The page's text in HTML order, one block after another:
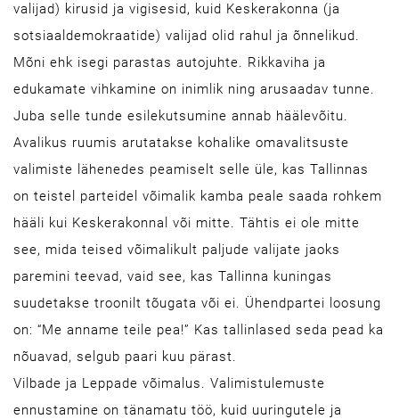
valijad) kirusid ja vigisesid, kuid Keskerakonna (ja
sotsiaaldemokraatide) valijad olid rahul ja õnnelikud.
Mõni ehk isegi parastas autojuhte. Rikkaviha ja
edukamate vihkamine on inimlik ning arusaadav tunne.
Juba selle tunde esilekutsumine annab häälevõitu.
Avalikus ruumis arutatakse kohalike oma­valitsuste
valimiste lähenedes peamiselt selle üle, kas Tallinnas
on teistel parteidel võimalik kamba peale saada rohkem
hääli kui Keskerakonnal või mitte. Tähtis ei ole mitte
see, mida teised võimalikult paljude valijate jaoks
paremini teevad, vaid see, kas Tallinna kuningas
suudetakse troonilt tõugata või ei. Ühendpartei loosung
on: “Me anname teile pea!” Kas tallinlased seda pead ka
nõuavad, selgub paari kuu pärast.
Vilbade ja Leppade võimalus. Valimistulemuste
ennustamine on tänamatu töö, kuid uuringutele ja